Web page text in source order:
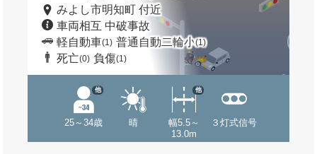
みよし市明知町 付近
車両相互 中破事故
軽自動車(1) 普通自動二輪小(1)
死亡(0) 負傷(1)
25～34歳
他
晴
幅5.5～
13.0m
他
３灯式信号